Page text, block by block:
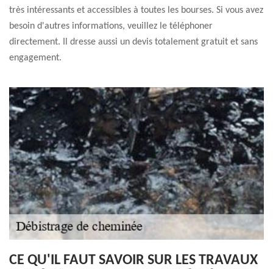
très intéressants et accessibles à toutes les bourses. Si vous avez
besoin d'autres informations, veuillez le téléphoner
directement. Il dresse aussi un devis totalement gratuit et sans
engagement.
CE QU'IL FAUT SAVOIR SUR LES TRAVAUX